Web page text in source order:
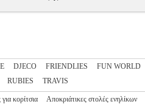
DJECO FRIENDLIES FUN WORLD
RUBIES TRAVIS
κορίτσια Αποκριάτικες στολές ενηλίκων